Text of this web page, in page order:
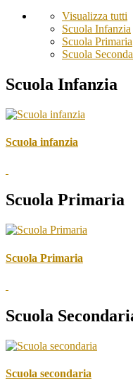
Visualizza tutti
Scuola Infanzia
Scuola Primaria
Scuola
Scuola Infanzia
Scuola infanzia
Scuola Primaria
Scuola Primaria
Scuola
Scuola secondaria